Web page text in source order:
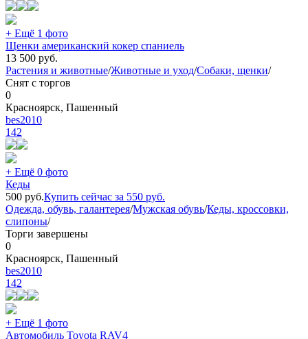
+ Ещё 1 фото
Щенки американский кокер спаниель
13 500 руб.
Растения и животные/Животные и уход/Собаки, щенки/
Снят с торгов
0
Красноярск, Пашенный
bes2010
142
+ Ещё 0 фото
Кеды
500 руб.Купить сейчас за 550 руб.
Одежда, обувь, галантерея/Мужская обувь/Кеды, кроссовки,
слипоны/
Торги завершены
0
Красноярск, Пашенный
bes2010
142
+ Ещё 1 фото
Автомобиль Toyota RAV4